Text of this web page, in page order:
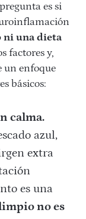
es si
ni una dieta
factores y,
un enfoque
básicos:
calma.
azul,
extra
es una
no es